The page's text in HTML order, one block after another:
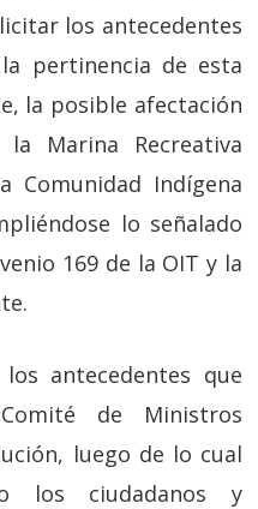
los antecedentes
pertinencia de esta
la posible afectación
Marina Recreativa
Comunidad Indígena
lo señalado
169 de la OIT y la
antecedentes que
de Ministros
luego de lo cual
los ciudadanos y